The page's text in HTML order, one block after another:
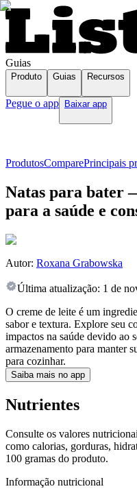
Guias
Produto Guias Recursos
Pegue o app Baixar app
ProdutosComparePrincipais
Natas para bater
para a saúde e
Autor: Roxana Grabowska
Última atualização: 1 de
O creme de leite é um
sabor e textura. Explore seu
impactos na saúde devido ao
armazenamento para manter
para cozinhar.
Saiba mais no app
Nutrientes
Consulte os valores
como calorias, gorduras,
100 gramas do produto.
Informação nutricional